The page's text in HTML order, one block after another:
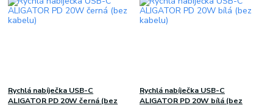
Rychlá nabíječka USB-C
ALIGATOR PD 20W černá (bez
Rychlá nabíječka USB-C
ALIGATOR PD 20W bílá (bez